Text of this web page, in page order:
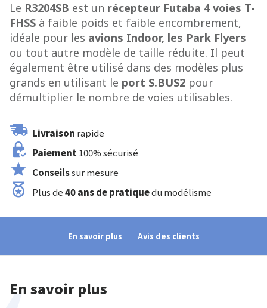
Le R3204SB est un récepteur Futaba 4 voies T-
FHSS à faible poids et faible encombrement,
idéale pour les avions Indoor, les Park Flyers
ou tout autre modèle de taille réduite. Il peut
également être utilisé dans des modèles plus
grands en utilisant le port S.BUS2 pour
démultiplier le nombre de voies utilisables.
Livraison rapide
Paiement 100% sécurisé
Conseilssur mesure
Plus de40 ans de pratiquedu modélisme
En savoir plus Avis des clients
En savoir plus